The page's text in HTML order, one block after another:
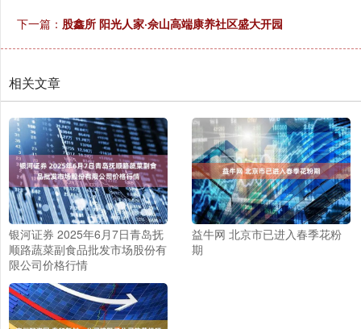
下一篇： 股鑫所 阳光人家·佘山高端康养社区盛大开园
相关文章
银河证券 2025年6月7日青岛抚
顺路蔬菜副食品批发市场股份有
限公司价格行情
益牛网 北京市已进入春季花粉
期